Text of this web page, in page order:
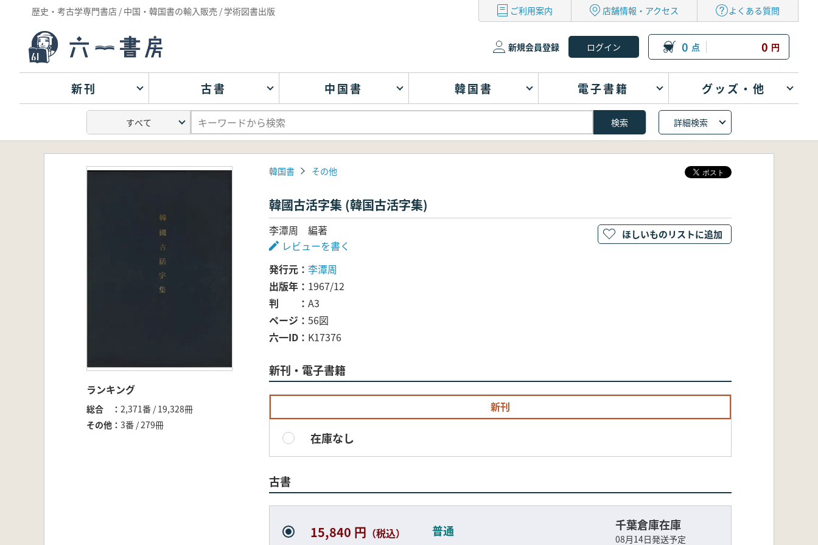
歴史・考古学専門書店 / 中国・韓国書の輸入販売 / 学術図書出版 ご利用案内 店舗情報・アクセス よくある質問
新規会員登録 0 点 0 円
新刊 古書 中国書 韓国書 電子書籍 グッズ・他
詳細検索
ランキング
総合
2,371番 / 19,328冊
その他
3番 / 279冊
韓国書 その他
韓國古活字集 (韓国古活字集)
李潭周 編著
レビューを書く
発行元
李潭周
出版年
1967/12
判
A3
ページ
56図
六一ID
K17376
新刊・電子書籍
新刊
在庫なし
古書
15,840 円 （税込） 普通 千葉倉庫在庫
08月14日発送予定
ほしいものリストに追加